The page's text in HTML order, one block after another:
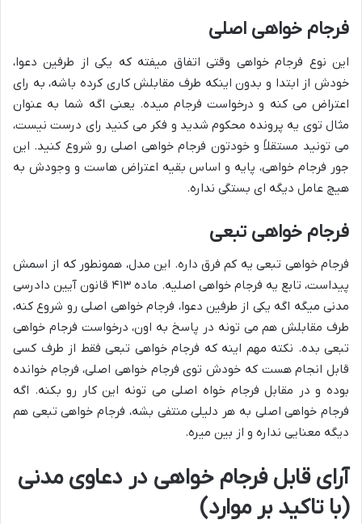
فرجام خواهی اصلی
این نوع فرجام خواهی وقتی اتفاق میفته که یکی از طرفین دعوا،
خودش از ابتدا و بدون اینکه طرف مقابلش کاری کرده باشه، به رای
اعتراض می کنه و درخواست فرجام میده. یعنی اگه شما به عنوان
مثال توی یه پرونده محکوم شدید و فکر می کنید رای درست نیست،
می تونید مستقلاً و خودتون فرجام خواهی اصلی رو شروع کنید. این
جور فرجام خواهی، پایه و اساس بقیه اعتراض هاست و وجودش به
هیچ عامل دیگه ای بستگی نداره.
فرجام خواهی تبعی
فرجام خواهی تبعی یه کم فرق داره. این مدل، همونطور که از اسمش
پیداست، تابع یه فرجام خواهی اصلیه. ماده ۴۱۳ قانون آیین دادرسی
مدنی میگه اگه یکی از طرفین دعوا، فرجام خواهی اصلی رو شروع کنه،
طرف مقابلش هم می تونه در پاسخ به اون، درخواست فرجام خواهی
تبعی بده. نکته مهم اینه که فرجام خواهی تبعی فقط از طرف کسی
قابل انجام هست که خودش توی فرجام خواهی اصلی، فرجام خوانده
بوده و در مقابل فرجام خواه اصلی می تونه این کار رو بکنه. اگه
فرجام خواهی اصلی به هر دلیلی منتفی بشه، فرجام خواهی تبعی هم
دیگه معنایی نداره و از بین میره.
آرای قابل فرجام خواهی در دعاوی مدنی
(با تاکید بر موارد)